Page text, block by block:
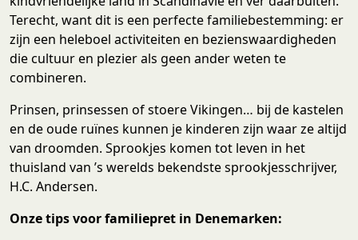
Terecht, want dit is een perfecte familiebestemming: er
zijn een heleboel activiteiten en bezienswaardigheden
die cultuur en plezier als geen ander weten te
combineren.
Prinsen, prinsessen of stoere Vikingen… bij de kastelen
en de oude ruïnes kunnen je kinderen zijn waar ze altijd
van droomden. Sprookjes komen tot leven in het
thuisland van ’s werelds bekendste sprookjesschrijver,
H.C. Andersen.
Onze tips voor familiepret in Denemarken: